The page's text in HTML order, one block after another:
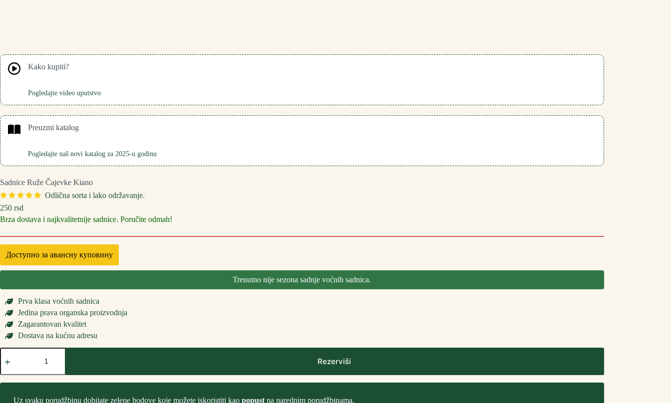
Kako kupiti?
Pogledajte video uputstvo
Preuzmi katalog
Pogledajte naš novi katalog za 2025-u godinu
Sadnice Ruže Čajevke Kiano
Odlična sorta i lako održavanje.
250 rsd
Brza dostava i najkvalitetnije sadnice. Poručite odmah!
Доступно за авансну куповину
Trenutno nije sezona sadnje voćnih sadnica.
Prva klasa voćnih sadnica
Jedina prava organska proizvodnja
Zagarantovan kvalitet
Dostava na kućnu adresu
Sadnice
Ruže
Kiano
количина
Rezerviši
Uz svaku porudžbinu dobijate zelene bodove koje možete iskoristiti kao popust na narednim porudžbinama.